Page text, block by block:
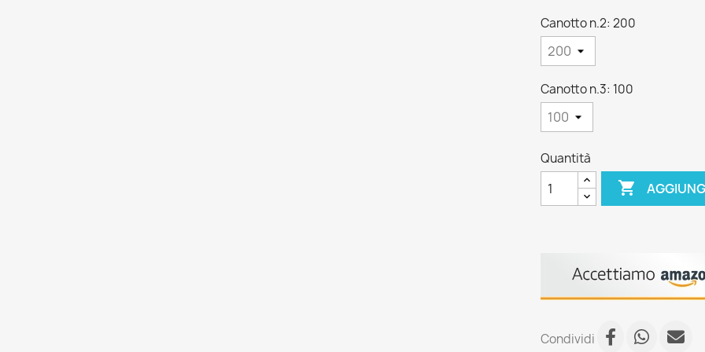
Canotto n.2: 200
Canotto n.3: 100
Quantità

Condividi